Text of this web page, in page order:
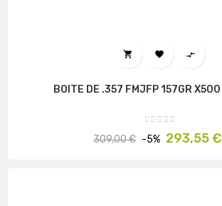
  
BOITE DE .357 FMJFP 157GR
Prix
309,00 € -5% Prix
293,55 €